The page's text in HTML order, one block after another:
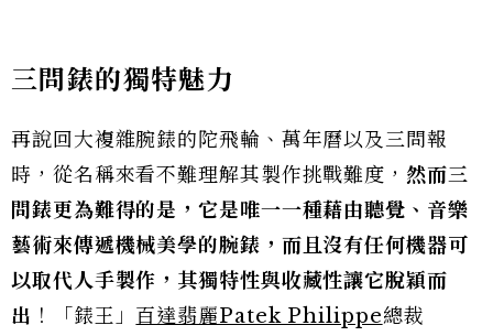
三問錶的獨特魅力
再說回大複雜腕錶的陀飛輪、萬年曆以及三問報
時，從名稱來看不難理解其製作挑戰難度， 然而三
問錶更為難得的是，它是唯一一種藉由聽覺、音樂
藝術來傳遞機械美學的腕錶，而且沒有任何機器可
以取代人手製作，其獨特性與收藏性讓它脫穎而
出 ！「錶王」 百達翡麗Patek Philippe總裁